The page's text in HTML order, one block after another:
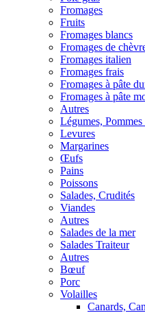
Fromages
Fruits
Fromages blancs
Fromages de
Fromages italien
Fromages frais
Fromages à pâte
Fromages à pâte
Autres
Légumes, Pommes
Levures
Margarines
Œufs
Pains
Poissons
Salades, Crudités
Viandes
Autres
Salades de la mer
Salades Traiteur
Autres
Bœuf
Porc
Volailles
Canards,